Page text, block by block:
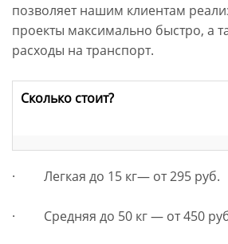
позволяет нашим клиентам
проекты максимально быстро, а
расходы на транспорт.
Сколько стоит?
· Легкая до 15 кг— от 295 руб.
· Средняя до 50 кг — от 450